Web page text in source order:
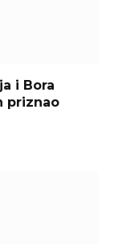
i Bora
priznao